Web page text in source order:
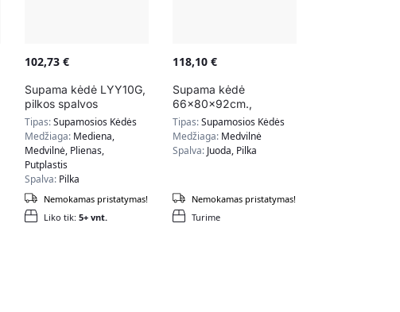
102,73€
Supama kėdė LYY10G,
pilkos spalvos
Tipas:Supamosios Kėdės
Medžiaga: Mediena,
Medvilnė, Plienas,
Putplastis
Spalva: Pilka
Liko tik:5+ vnt.
Nemokamas pristatymas!
118,10 €
Supama kėdė
66x80x92cm.,
pilkos/juodos spalvos
FST20-HG
Tipas:Supamosios Kėdės
Medžiaga: Medvilnė
Spalva: Juoda, Pilka
Turime
Nemokamas pristatymas!